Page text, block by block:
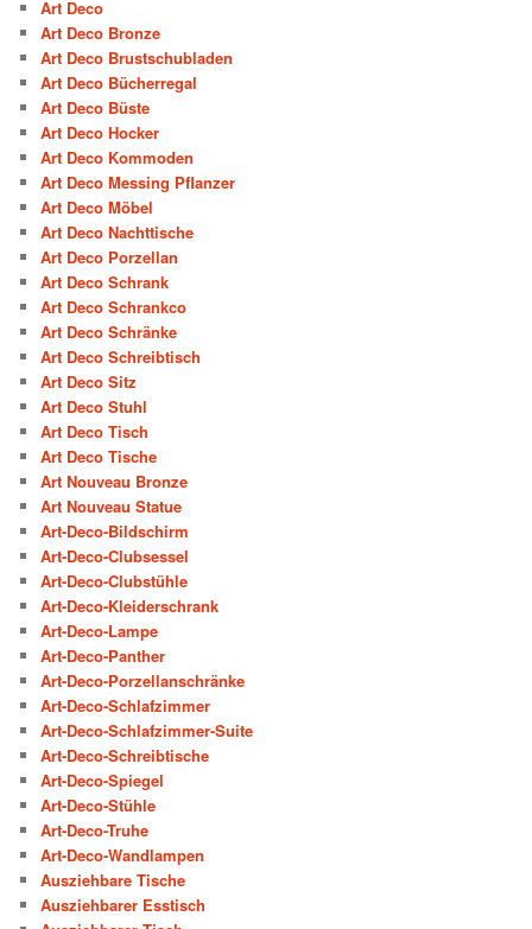
Art Deco
Art Deco Bronze
Art Deco Brustschubladen
Art Deco Bücherregal
Art Deco Büste
Art Deco Hocker
Art Deco Kommoden
Art Deco Messing Pflanzer
Art Deco Möbel
Art Deco Nachttische
Art Deco Porzellan
Art Deco Schrank
Art Deco Schrankco
Art Deco Schränke
Art Deco Schreibtisch
Art Deco Sitz
Art Deco Stuhl
Art Deco Tisch
Art Deco Tische
Art Nouveau Bronze
Art Nouveau Statue
Art-Deco-Bildschirm
Art-Deco-Clubsessel
Art-Deco-Clubstühle
Art-Deco-Kleiderschrank
Art-Deco-Lampe
Art-Deco-Panther
Art-Deco-Porzellanschränke
Art-Deco-Schlafzimmer
Art-Deco-Schlafzimmer-Suite
Art-Deco-Schreibtische
Art-Deco-Spiegel
Art-Deco-Stühle
Art-Deco-Truhe
Art-Deco-Wandlampen
Ausziehbare Tische
Ausziehbarer Esstisch